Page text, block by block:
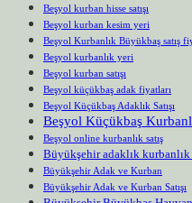
Beşyol kurban hisse satışı
Beşyol kurban kesim yeri
Beşyol Kurbanlık Büyükbaş satış
Beşyol kurbanlık yeri
Beşyol kurban satışı
Beşyol küçükbaş adak fiyatları
Beşyol Küçükbaş Adaklık Satışı
Beşyol Küçükbaş
Beşyol online kurbanlık satış
Büyükşehir adaklık kurbanlık
Büyükşehir Adak ve Kurban
Büyükşehir Adak ve Kurban Satışı